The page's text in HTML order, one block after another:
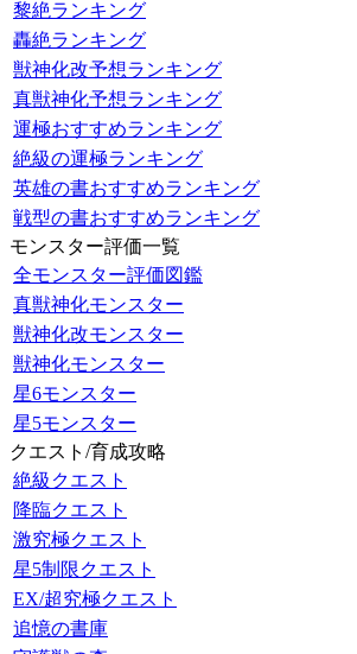
黎絶ランキング
轟絶ランキング
獣神化改予想ランキング
真獣神化予想ランキング
運極おすすめランキング
絶級の運極ランキング
英雄の書おすすめランキング
戦型の書おすすめランキング
モンスター評価一覧
全モンスター評価図鑑
真獣神化モンスター
獣神化改モンスター
獣神化モンスター
星6モンスター
星5モンスター
クエスト/育成攻略
絶級クエスト
降臨クエスト
激究極クエスト
星5制限クエスト
EX/超究極クエスト
追憶の書庫